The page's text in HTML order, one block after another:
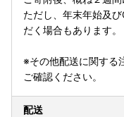
ただし、年末年始及
だく場合もあります。
※その他配送に関する
ご確認ください。
配送